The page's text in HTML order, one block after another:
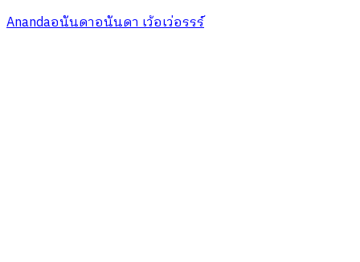
Anandaอนันดาอนันดา เว้อเว่อรรร์